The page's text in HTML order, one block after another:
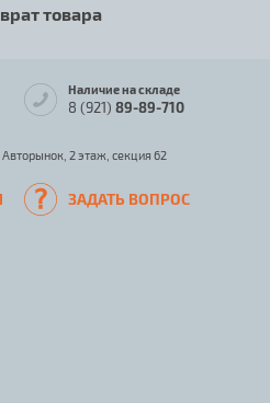
товара
Наличие на складе
8 (921) 89-89-710
2 этаж, секция 62
ЗАДАТЬ ВОПРОС